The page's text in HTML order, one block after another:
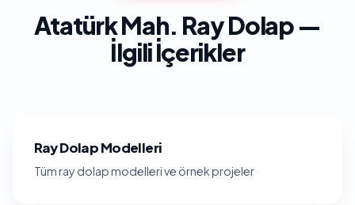
Atatürk Mah. Ray Dolap —
İlgili İçerikler
Ray Dolap Modelleri
Tüm ray dolap modelleri ve örnek projeler